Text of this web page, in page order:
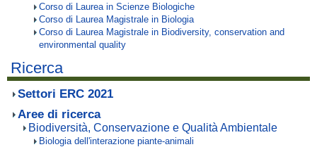
Corso di Laurea in Scienze Biologiche
Corso di Laurea Magistrale in Biologia
Corso di Laurea Magistrale in Biodiversity, conservation and
environmental quality
Ricerca
Settori ERC 2021
Aree di ricerca
Biodiversità, Conservazione e Qualità Ambientale
Biologia dell'interazione piante-animali